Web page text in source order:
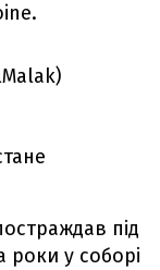
під
роки у соборі